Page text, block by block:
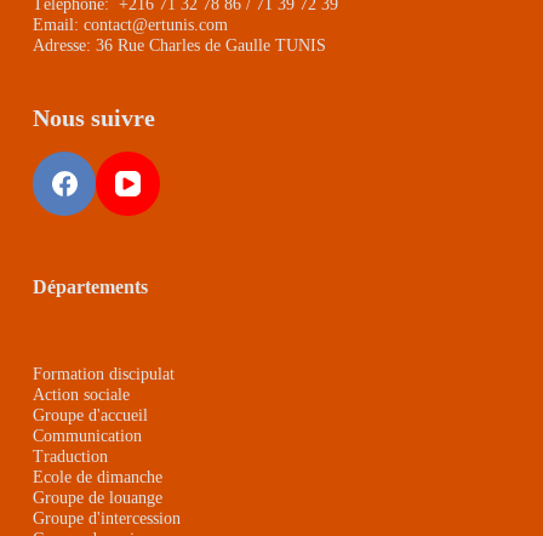
Email: contact@ertunis.com
Adresse: 36 Rue Charles de Gaulle TUNIS
Nous suivre
Départements
Formation discipulat
Action sociale
Groupe d'accueil
Communication
Traduction
Ecole de dimanche
Groupe de louange
Groupe d'intercession